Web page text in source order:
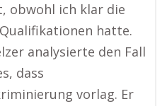
obwohl ich klar die
hatte.
analysierte den Fall
dass
vorlag. Er